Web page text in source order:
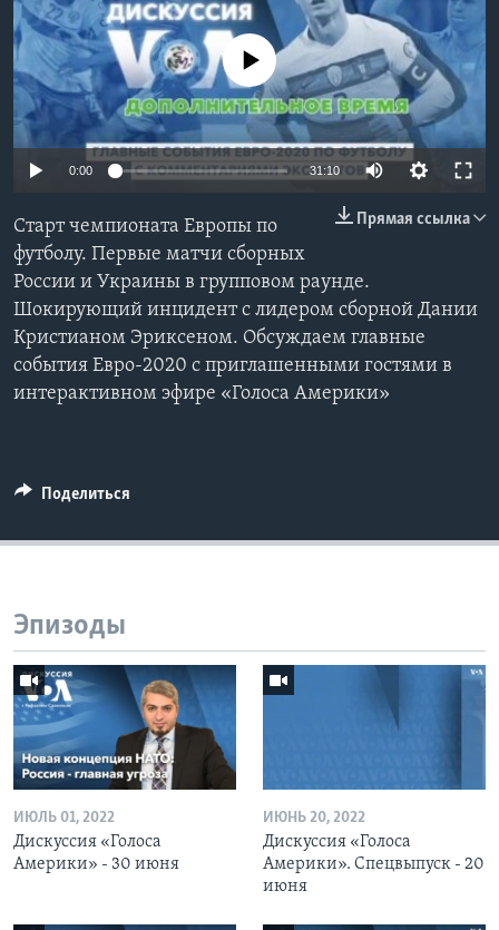
Learning English
СОЦИАЛЬНЫЕ СЕТИ
No media source currently available
0:00 31:10
Прямая ссылка
Старт чемпионата Европы по
футболу. Первые матчи сборных
России и Украины в групповом раунде.
Шокирующий инцидент с лидером сборной Дании
Кристианом Эриксеном. Обсуждаем главные
события Евро-2020 с приглашенными гостями в
интерактивном эфире «Голоса Америки»
Поделиться
Эпизоды
ИЮЛЬ 01, 2022
Дискуссия «Голоса
Америки» - 30 июня
ИЮНЬ 20, 2022
Дискуссия «Голоса
Америки». Спецвыпуск - 20
июня